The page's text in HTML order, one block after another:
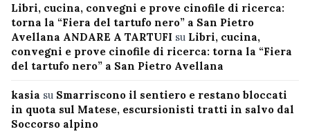
Libri, cucina, convegni e prove cinofile di ricerca:
torna la “Fiera del tartufo nero” a San Pietro
Avellana ANDARE A TARTUFI su Libri, cucina,
convegni e prove cinofile di ricerca: torna la “Fiera
del tartufo nero” a San Pietro Avellana
kasia su Smarriscono il sentiero e restano bloccati
in quota sul Matese, escursionisti tratti in salvo dal
Soccorso alpino